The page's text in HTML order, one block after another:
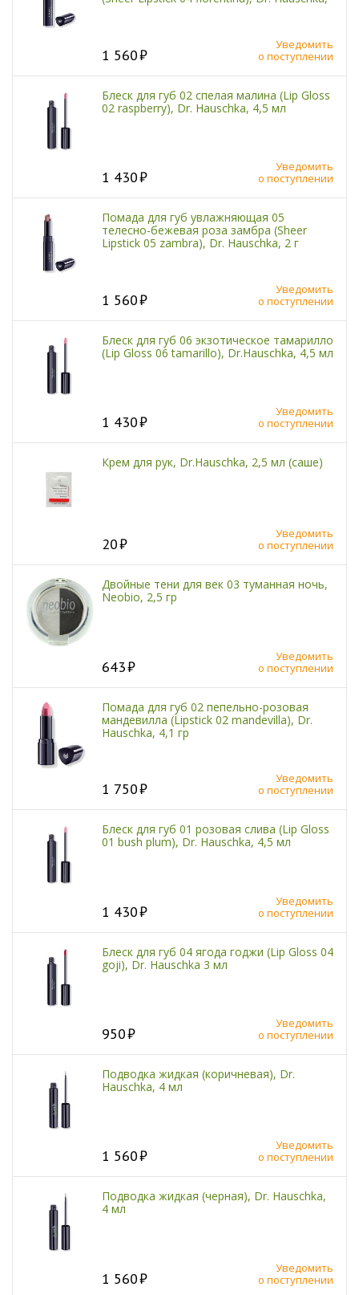
1 560
Уведомить
о поступлении
Блеск для губ 02 спелая малина (Lip Gloss
02 raspberry), Dr. Hauschka, 4,5 мл
1 430
Уведомить
о поступлении
Помада для губ увлажняющая 05
телесно-бежевая роза замбра (Sheer
Lipstick 05 zambra), Dr. Hauschka, 2 г
1 560
Уведомить
о поступлении
Блеск для губ 06 экзотическое тамарилло
(Lip Gloss 06 tamarillo), Dr.Hauschka, 4,5 мл
1 430
Уведомить
о поступлении
Крем для рук, Dr.Hauschka, 2,5 мл (саше)
20
Уведомить
о поступлении
Двойные тени для век 03 туманная ночь,
Neobio, 2,5 гр
643
Уведомить
о поступлении
Помада для губ 02 пепельно-розовая
мандевилла (Lipstick 02 mandevilla), Dr.
Hauschka, 4,1 гр
1 750
Уведомить
о поступлении
Блеск для губ 01 розовая слива (Lip Gloss
01 bush plum), Dr. Hauschka, 4,5 мл
1 430
Уведомить
о поступлении
Блеск для губ 04 ягода годжи (Lip Gloss 04
goji), Dr. Hauschka 3 мл
950
Уведомить
о поступлении
Подводка жидкая (коричневая), Dr.
Hauschka, 4 мл
1 560
Уведомить
о поступлении
Подводка жидкая (черная), Dr. Hauschka,
4 мл
1 560
Уведомить
о поступлении